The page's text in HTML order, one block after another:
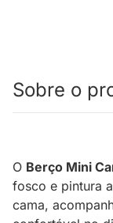
Sobre o
O Berço Mini
fosco e pintura
cama,